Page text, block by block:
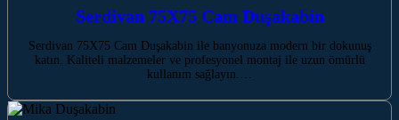
Serdivan 75X75 Cam Duşakabin
Serdivan 75X75 Cam Duşakabin ile banyonuza modern bir dokunuş
katın. Kaliteli malzemeler ve profesyonel montaj ile uzun ömürlü
kullanım sağlayın.…